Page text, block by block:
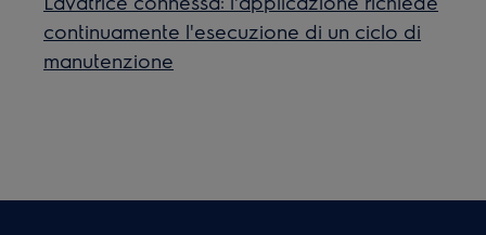
continuamente l'esecuzione di un ciclo di
manutenzione